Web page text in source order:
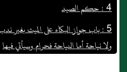
5 : باب جواز البكاء على الميت بغير ندب
ولا نياحة أما النياحة فحرام وسيأتي فيها
باب في كتاب النهي إن شاء الله تعالى وأما
البكاء فجاءت أحاديث كثيرة بالنهي عنه